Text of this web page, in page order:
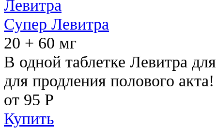
Супер Левитра
20 + 60 мг
В одной таблетке Левитра
для продления полового акта!
от 95 Р
Купить